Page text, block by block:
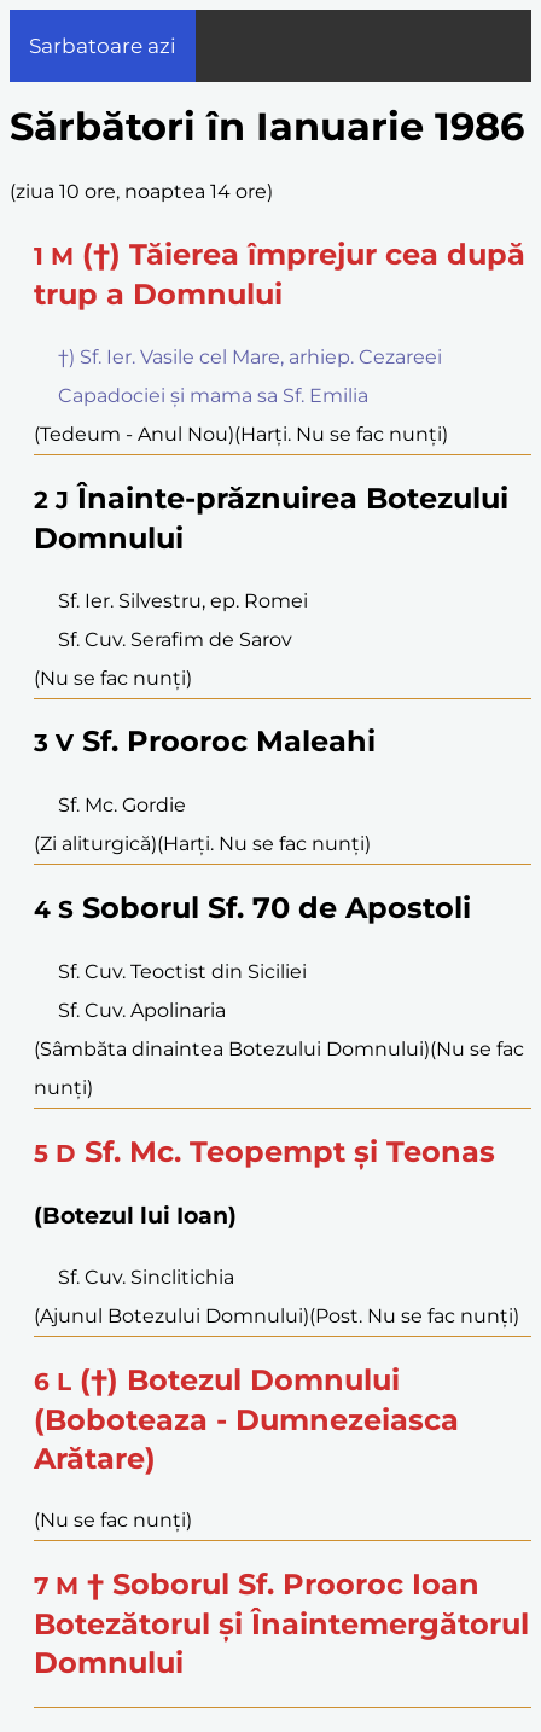
Sarbatoare azi
Sărbători în Ianuarie 1986
(ziua 10 ore, noaptea 14 ore)
1 M (†) Tăierea împrejur cea după
trup a Domnului
†) Sf. Ier. Vasile cel Mare, arhiep. Cezareei
Capadociei și mama sa Sf. Emilia
(Tedeum - Anul Nou)(Harți. Nu se fac nunți)
2 J Înainte-prăznuirea Botezului
Domnului
Sf. Ier. Silvestru, ep. Romei
Sf. Cuv. Serafim de Sarov
(Nu se fac nunți)
3 V Sf. Prooroc Maleahi
Sf. Mc. Gordie
(Zi aliturgică)(Harți. Nu se fac nunți)
4 S Soborul Sf. 70 de Apostoli
Sf. Cuv. Teoctist din Siciliei
Sf. Cuv. Apolinaria
(Sâmbăta dinaintea Botezului Domnului)(Nu se fac
nunți)
5 D Sf. Mc. Teopempt și Teonas
(Botezul lui Ioan)
Sf. Cuv. Sinclitichia
(Ajunul Botezului Domnului)(Post. Nu se fac nunți)
6 L (†) Botezul Domnului
(Boboteaza - Dumnezeiasca
Arătare)
(Nu se fac nunți)
7 M † Soborul Sf. Prooroc Ioan
Botezătorul și Înaintemergătorul
Domnului